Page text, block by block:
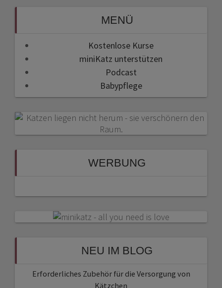
MENÜ
Kostenlose Kurse
miniKatz unterstützen
Podcast
Babypflege
WERBUNG
NEU IM BLOG
Erforderliches Zubehör für die Versorgung von
Kätzchen